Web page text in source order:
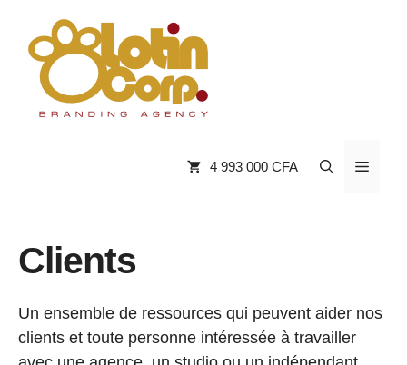
contenu
4 993 000 CFA Menu
Clients
Un ensemble de ressources qui peuvent aider nos
clients et toute personne intéressée à travailler